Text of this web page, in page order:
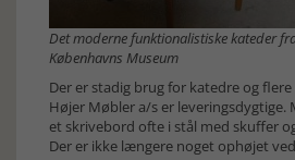
Det moderne funktionalistiske kateder
Københavns Museum
Der er stadig brug for katedre og
Højer Møbler a/s er leveringsdygtige.
et skrivebord ofte i stål med skuffer
Der er ikke længere noget ophøjet